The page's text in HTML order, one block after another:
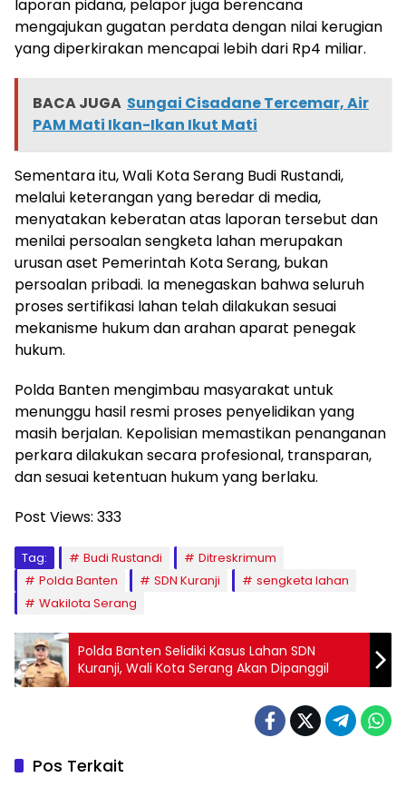
laporan pidana, pelapor juga berencana
mengajukan gugatan perdata dengan nilai kerugian
yang diperkirakan mencapai lebih dari Rp4 miliar.
BACA JUGA Sungai Cisadane Tercemar, Air
PAM Mati Ikan-Ikan Ikut Mati
Sementara itu, Wali Kota Serang Budi Rustandi,
melalui keterangan yang beredar di media,
menyatakan keberatan atas laporan tersebut dan
menilai persoalan sengketa lahan merupakan
urusan aset Pemerintah Kota Serang, bukan
persoalan pribadi. Ia menegaskan bahwa seluruh
proses sertifikasi lahan telah dilakukan sesuai
mekanisme hukum dan arahan aparat penegak
hukum.
Polda Banten mengimbau masyarakat untuk
menunggu hasil resmi proses penyelidikan yang
masih berjalan. Kepolisian memastikan penanganan
perkara dilakukan secara profesional, transparan,
dan sesuai ketentuan hukum yang berlaku.
Post Views: 333
Tag: Budi Rustandi
Ditreskrimum
Polda Banten
SDN Kuranji
sengketa lahan
Wakilota Serang
Polda Banten Selidiki Kasus Lahan SDN
Kuranji, Wali Kota Serang Akan Dipanggil
Pos Terkait